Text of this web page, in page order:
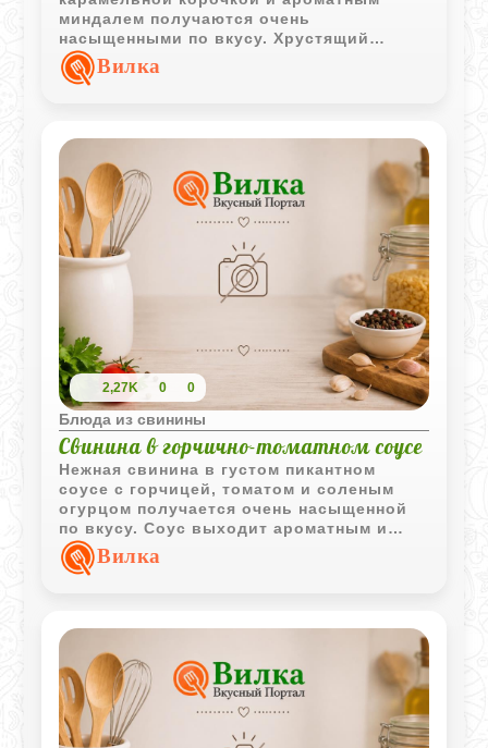
миндалем получаются очень
насыщенными по вкусу. Хрустящий
картофель отлично дополняет мясо и
делает блюдо особенно аппетитным.
Вилка
2,27K 0 0
Блюда из свинины
Свинина в горчично-томатном соусе
Нежная свинина в густом пикантном
соусе с горчицей, томатом и соленым
огурцом получается очень насыщенной
по вкусу. Соус выходит ароматным и
отлично сочетается с горячим
картофелем.
Вилка